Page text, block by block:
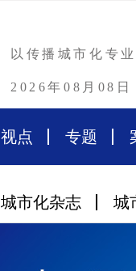
以传播城市化专
2026年08月08日
视点 专题
城市化杂志 城